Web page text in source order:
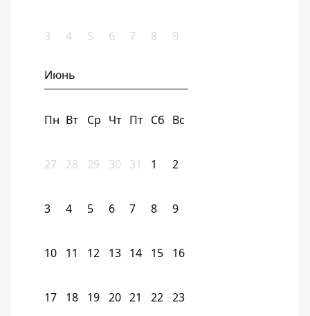
3 4 5 6 7 8 9
Июнь
Пн Вт Ср Чт Пт Сб Вс
27 28 29 30 31 1 2
3 4 5 6 7 8 9
10 11 12 13 14 15 16
17 18 19 20 21 22 23